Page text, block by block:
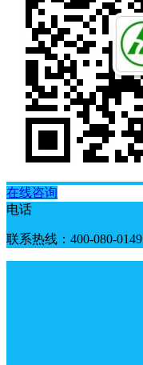
在线咨询
电话
联系热线：400-080-0149